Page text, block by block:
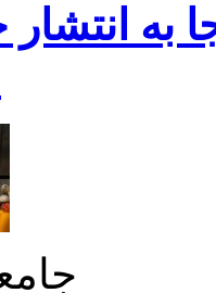
به